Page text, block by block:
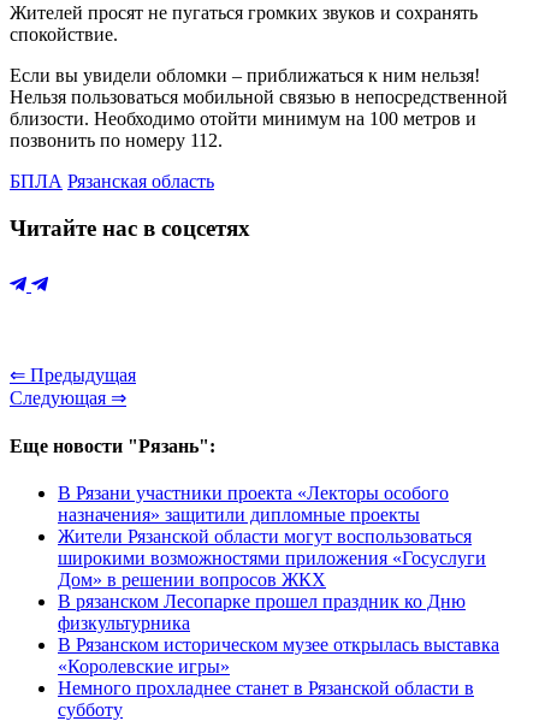
Жителей просят не пугаться громких звуков и сохранять
спокойствие.
Если вы увидели обломки – приближаться к ним нельзя!
Нельзя пользоваться мобильной связью в непосредственной
близости. Необходимо отойти минимум на 100 метров и
позвонить по номеру 112.
БПЛА Рязанская область
Читайте нас в соцсетях
⇐ Предыдущая
Следующая ⇒
Еще новости "Рязань":
В Рязани участники проекта «Лекторы особого
назначения» защитили дипломные проекты
Жители Рязанской области могут воспользоваться
широкими возможностями приложения «Госуслуги
Дом» в решении вопросов ЖКХ
В рязанском Лесопарке прошел праздник ко Дню
физкультурника
В Рязанском историческом музее открылась выставка
«Королевские игры»
Немного прохладнее станет в Рязанской области в
субботу